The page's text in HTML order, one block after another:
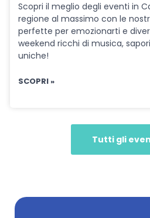
Scopri il meglio degli eventi in
regione al massimo con le
perfette per emozionarti e
weekend ricchi di musica,
uniche!
SCOPRI »
Tutti gli